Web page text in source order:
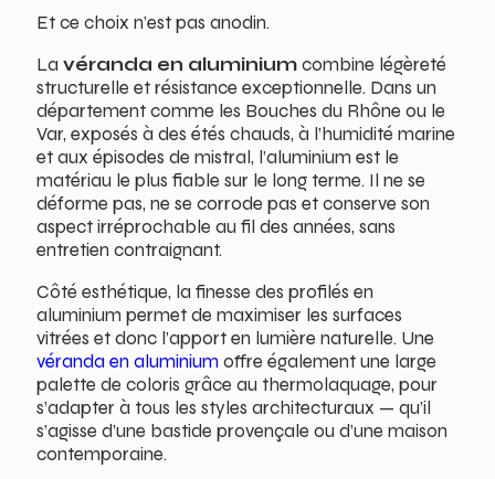
Et ce choix n’est pas anodin.
La véranda en aluminiumcombine légèreté
structurelle et résistance exceptionnelle. Dans un
département comme les Bouches du Rhône ou le
Var, exposés à des étés chauds, à l’humidité marine
et aux épisodes de mistral, l’aluminium est le
matériau le plus fiable sur le long terme. Il ne se
déforme pas, ne se corrode pas et conserve son
aspect irréprochable au fil des années, sans
entretien contraignant.
Côté esthétique, la finesse des profilés en
aluminium permet de maximiser les surfaces
vitrées et donc l’apport en lumière naturelle. Une
véranda en aluminium offre également une large
palette de coloris grâce au thermolaquage, pour
s’adapter à tous les styles architecturaux — qu’il
s’agisse d’une bastide provençale ou d’une maison
contemporaine.